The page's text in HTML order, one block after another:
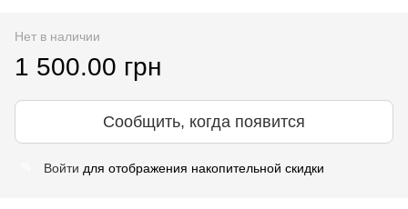
Нет в наличии
1 500.00 грн
Сообщить, когда появится
Войти для отображения накопительной скидки